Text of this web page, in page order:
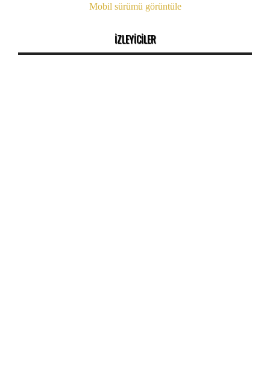
Mobil sürümü görüntüle
İZLEYİCİLER